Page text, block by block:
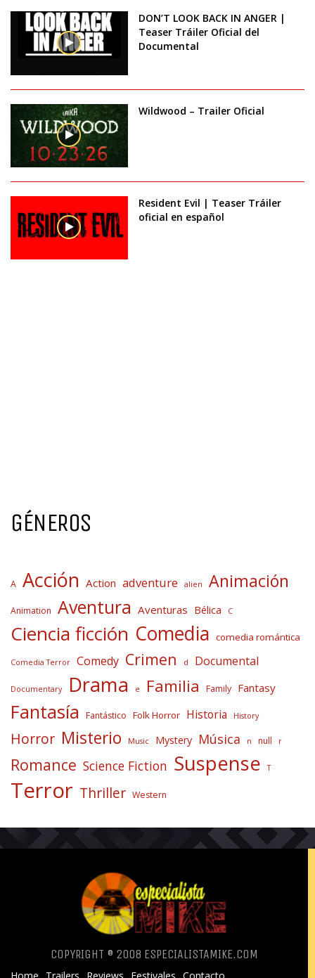
DON’T LOOK BACK IN ANGER |
Teaser Tráiler Oficial del
Documental
Wildwood – Trailer Oficial
Resident Evil | Teaser Tráiler
oficial en español
GÉNEROS
A Acción Action adventure alien Animación
Animation Aventura Aventuras Bélica C
Ciencia ficción Comedia comedia romántica
Comedia Terror Comedy Crimen d Documental
Documentary Drama e Familia Family Fantasy
Fantasía Fantástico Folk Horror Historia History
Horror Misterio Music Mystery Música n null r
Romance Science Fiction Suspense T
Terror Thriller Western
COPYRIGHT ® 2008 ESPECIALISTAMIKE.COM